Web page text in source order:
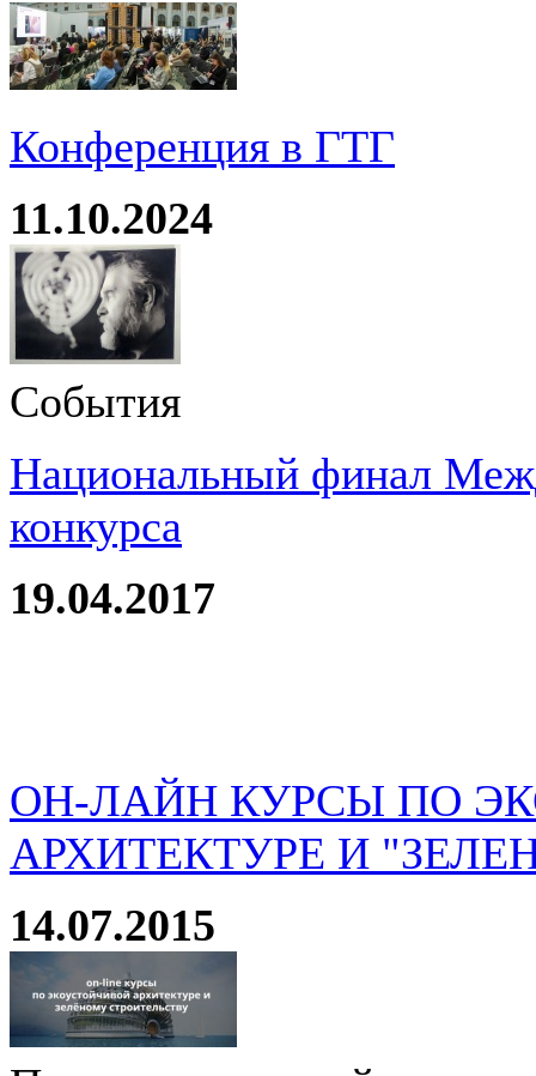
Конференция в ГТГ
11.10.2024
События
Национальный финал
конкурса
19.04.2017
ОН-ЛАЙН КУРСЫ ПО
АРХИТЕКТУРЕ И
14.07.2015